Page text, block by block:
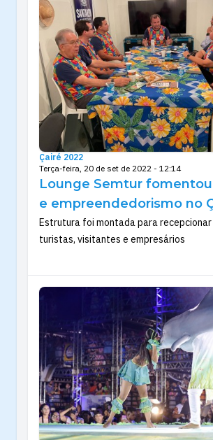
Çairé 2022
Terça-feira, 20 de set de 2022 - 12:14
Lounge Semtur
e empreendedorismo no
Estrutura foi montada para
turistas, visitantes e empresários